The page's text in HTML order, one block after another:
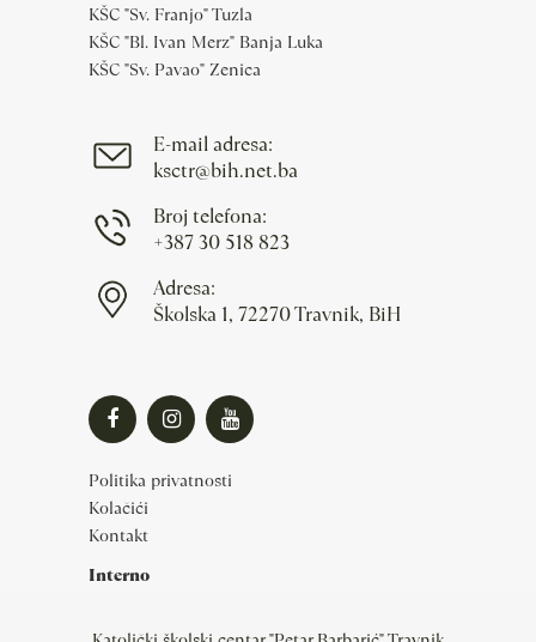
KŠC "Sv. Franjo" Tuzla
KŠC "Bl. Ivan Merz" Banja Luka
KŠC "Sv. Pavao" Zenica
E-mail adresa:
ksctr@bih.net.ba
Broj telefona:
+387 30 518 823
Adresa:
Školska 1, 72270 Travnik, BiH
Politika privatnosti
Kolačići
Kontakt
Interno